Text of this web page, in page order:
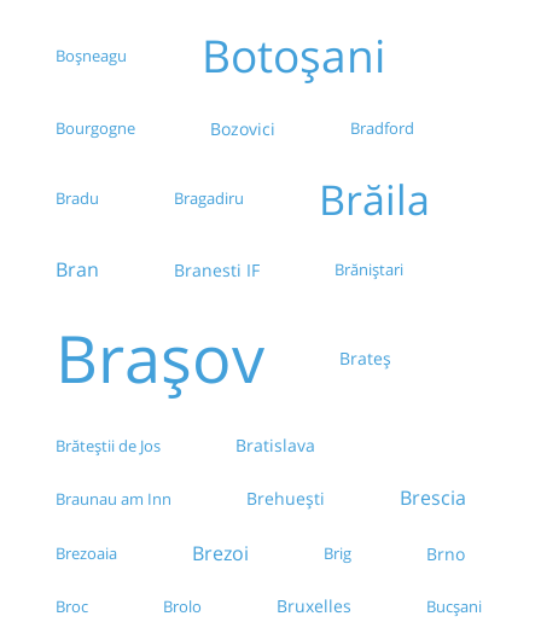
Boșneagu Botoșani
Bourgogne Bozovici Bradford
Bradu Bragadiru Brăila
Bran Branesti IF Brăniștari
Brașov Brateș
Brăteștii de Jos Bratislava
Braunau am Inn Brehuești Brescia
Brezoaia Brezoi Brig Brno
Broc Brolo Bruxelles Bucșani